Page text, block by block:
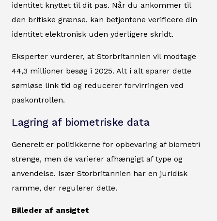
identitet knyttet til dit pas. Når du ankommer til
den britiske grænse, kan betjentene verificere din
identitet elektronisk uden yderligere skridt.
Eksperter vurderer, at Storbritannien vil modtage
44,3 millioner besøg i 2025. Alt i alt sparer dette
sømløse link tid og reducerer forvirringen ved
paskontrollen.
Lagring af biometriske data
Generelt er politikkerne for opbevaring af biometri
strenge, men de varierer afhængigt af type og
anvendelse. Især Storbritannien har en juridisk
ramme, der regulerer dette.
Billeder af ansigtet